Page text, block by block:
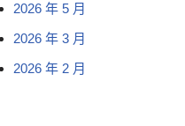
2026 年 5 月
2026 年 3 月
2026 年 2 月